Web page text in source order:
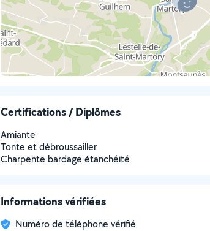
Certifications / Diplômes
Amiante
Tonte et débroussailler
Charpente bardage étanchéité
Informations vérifiées
Numéro de téléphone vérifié